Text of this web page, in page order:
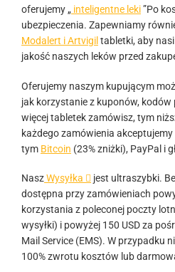
oferujemy „ inteligentne leki”Po
ubezpieczenia. Zapewniamy
Modalert i Artvigil tabletki, aby
jakość naszych leków przed
Oferujemy naszym kupującym
jak korzystanie z kuponów,
więcej tabletek zamówisz, tym
każdego zamówienia akceptujemy
tym Bitcoin (23% zniżki), PayPal i
NaszWysyłka  jest ultraszybki.
dostępna przy zamówieniach
korzystania z poleconej poczty
wysyłki) i powyżej 150 USD za
Mail Service (EMS). W przypadku
100% zwrotu kosztów lub